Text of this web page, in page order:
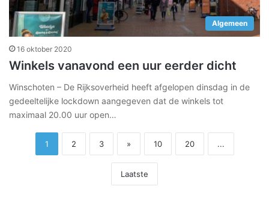
Algemeen
16 oktober 2020
Winkels vanavond een uur eerder dicht
Winschoten – De Rijksoverheid heeft afgelopen dinsdag in de
gedeeltelijke lockdown aangegeven dat de winkels tot
maximaal 20.00 uur open…
1 2 3 » 10 20 ...
Laatste